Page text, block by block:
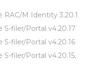
RAC/M Identity 3.20.1
S-filer/Portal v4.20.17
S-filer/Portal v4.20.16
filer/Portal v4.20.15,